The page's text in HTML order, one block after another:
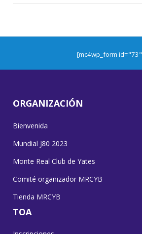
[mc4wp_form
ORGANIZACIÓN
Bienvenida
Mundial J80 2023
Monte Real Club de Yates
Comité organizador MRCYB
Tienda MRCYB
TOA